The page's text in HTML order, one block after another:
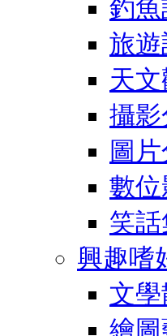
釣
旅
天文
攝
圖
數
笑
興趣嗜
文
繪